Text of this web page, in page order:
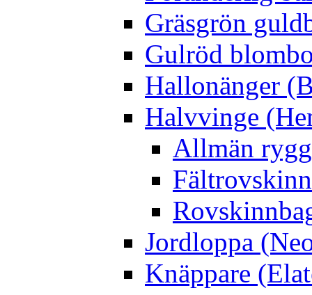
Gräsgrön
Gulröd
Hallonänger
Halvvinge
Allmän
Jordloppa
Knäppare